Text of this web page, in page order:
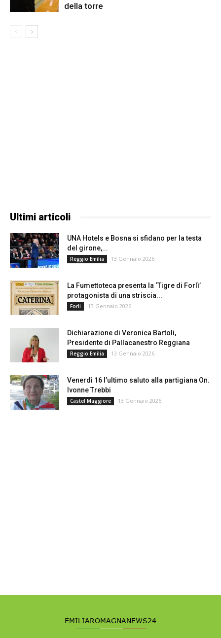
della torre
Ultimi articoli
UNA Hotels e Bosna si sfidano per la testa
del girone,...
Reggio Emilia 13 Gennaio 2026
La Fumettoteca presenta la ‘Tigre di Forlì’
protagonista di una striscia...
Forli 13 Gennaio 2026
Dichiarazione di Veronica Bartoli,
Presidente di Pallacanestro Reggiana
Reggio Emilia 13 Gennaio 2026
Venerdì 16 l’ultimo saluto alla partigiana On.
Ivonne Trebbi
Castel Maggiore 13 Gennaio 2026